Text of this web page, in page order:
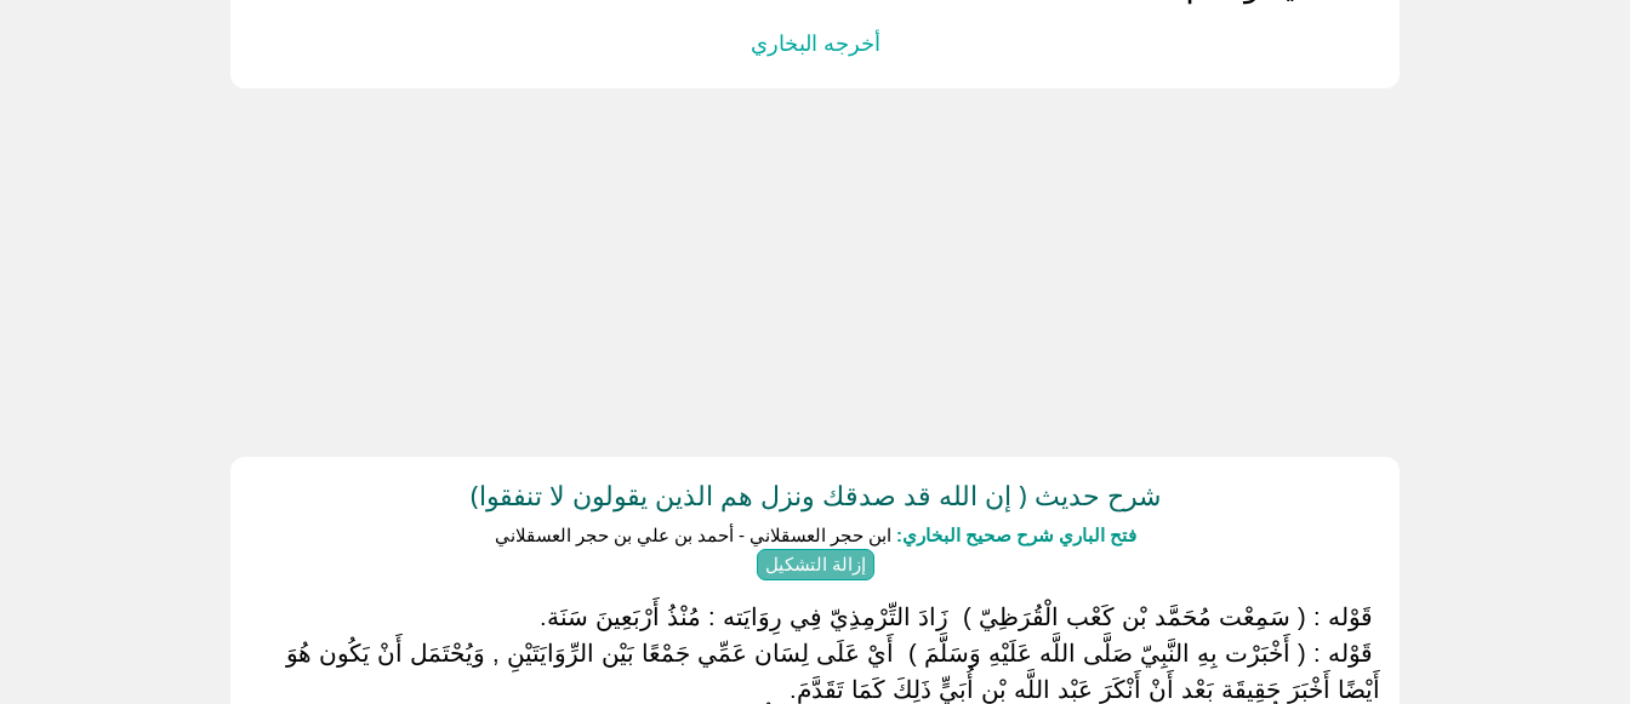
أخرجه البخاري
شرح حديث ( إن الله قد صدقك ونزل هم الذين يقولون لا تنفقوا)
فتح الباري شرح صحيح البخاري: ابن حجر العسقلاني - أحمد بن علي بن حجر العسقلاني
إزالة التشكيل
‏ ‏قَوْله : ( سَمِعْت مُحَمَّد بْن كَعْب الْقُرَظِيّ ) ‏ ‏زَادَ التِّرْمِذِيّ فِي رِوَايَته : مُنْذُ أَرْبَعِينَ سَنَة.
‏ ‏قَوْله : ( أَخْبَرْت بِهِ النَّبِيّ صَلَّى اللَّه عَلَيْهِ وَسَلَّمَ ) ‏ ‏أَيْ عَلَى لِسَان عَمِّي جَمْعًا بَيْن الرِّوَايَتَيْنِ , وَيُحْتَمَل أَنْ يَكُون هُوَ
أَيْضًا أَخْبَرَ حَقِيقَة بَعْد أَنْ أَنْكَرَ عَبْد اللَّه بْن أُبَيٍّ ذَلِكَ كَمَا تَقَدَّمَ.